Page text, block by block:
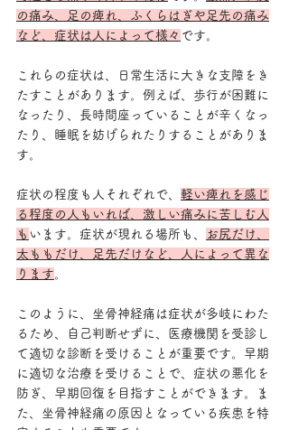
の痛み、足の痺れ、ふくらはぎや足先の痛み
など、症状は人によって様々 です。
これらの症状は、日常生活に大きな支障をき
たすことがあります。例えば、歩行が困難に
なったり、長時間座っていることが辛くなっ
たり、睡眠を妨げられたりすることがありま
す。
症状の程度も人それぞれで、 軽い痺れを感じ
る程度の人もいれば、激しい痛みに苦しむ人
も います。症状が現れる場所も、
お尻だけ、
太ももだけ、足先だけなど、人によって異な
ります。
このように、坐骨神経痛は症状が多岐にわた
るため、自己判断せずに、医療機関を受診し
て適切な診断を受けることが重要です。早期
に適切な治療を受けることで、症状の悪化を
防ぎ、早期回復を目指すことができます。ま
た、坐骨神経痛の原因となっている疾患を特